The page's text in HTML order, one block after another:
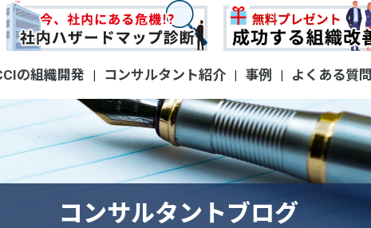
の組織開発 | コンサルタント紹介 | 事例 | よくある質問
コンサルタントブログ